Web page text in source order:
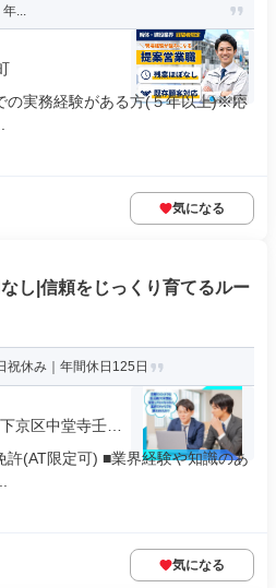
年...
の実務経験がある方(５年以上)※応
気になる
し|信頼をじっくり育てるルー
祝休み｜年間休日125日
京区中堂寺壬生
許(AT限定可) ■業界経験や知識のあ
気になる